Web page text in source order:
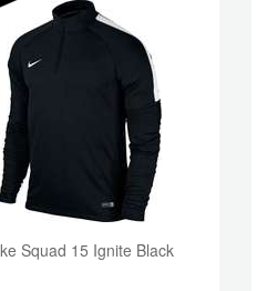
Squad 15 Ignite Black